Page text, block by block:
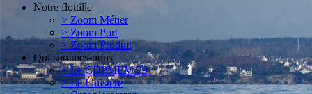
Notre flottille
> Zoom Métier
> Zoom Port
> Zoom Produit
Qui sommes-nous
> Le CDPMEM 29
> Le Finistère